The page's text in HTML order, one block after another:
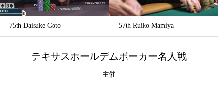
75th Daisuke Goto 57th Ruiko Mamiya
テキサスホールデムポーカー名人戦
主催